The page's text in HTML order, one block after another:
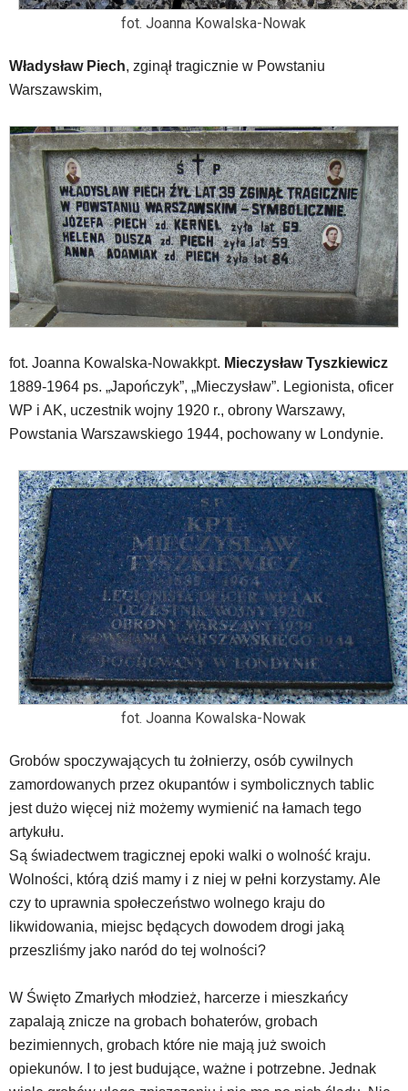
fot. Joanna Kowalska-Nowak
Władysław Piech, zginął tragicznie w Powstaniu
Warszawskim,
fot. Joanna Kowalska-Nowakkpt. Mieczysław Tyszkiewicz
1889-1964 ps. „Japończyk”, „Mieczysław”. Legionista, oficer
WP i AK, uczestnik wojny 1920 r., obrony Warszawy,
Powstania Warszawskiego 1944, pochowany w Londynie.
fot. Joanna Kowalska-Nowak
Grobów spoczywających tu żołnierzy, osób cywilnych
zamordowanych przez okupantów i symbolicznych tablic
jest dużo więcej niż możemy wymienić na łamach tego
artykułu.
Są świadectwem tragicznej epoki walki o wolność kraju.
Wolności, którą dziś mamy i z niej w pełni korzystamy. Ale
czy to uprawnia społeczeństwo wolnego kraju do
likwidowania, miejsc będących dowodem drogi jaką
przeszliśmy jako naród do tej wolności?
W Święto Zmarłych młodzież, harcerze i mieszkańcy
zapalają znicze na grobach bohaterów, grobach
bezimiennych, grobach które nie mają już swoich
opiekunów. I to jest budujące, ważne i potrzebne. Jednak